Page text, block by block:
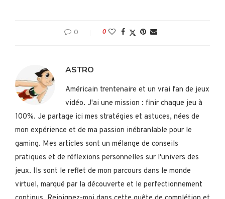
0 0
ASTRO
Américain trentenaire et un vrai fan de jeux
vidéo. J'ai une mission : finir chaque jeu à
100%. Je partage ici mes stratégies et astuces, nées de
mon expérience et de ma passion inébranlable pour le
gaming. Mes articles sont un mélange de conseils
pratiques et de réflexions personnelles sur l'univers des
jeux. Ils sont le reflet de mon parcours dans le monde
virtuel, marqué par la découverte et le perfectionnement